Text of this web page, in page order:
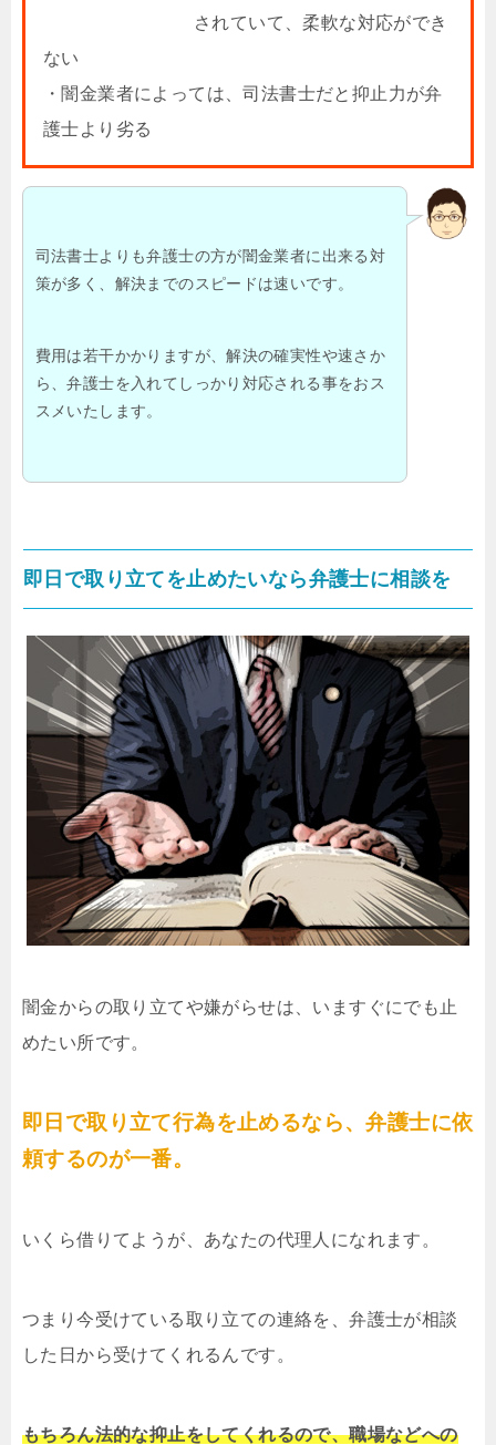
されていて、柔軟な対応ができ
ない
・闇金業者によっては、司法書士だと抑止力が弁
護士より劣る
司法書士よりも弁護士の方が闇金業者に出来る対
策が多く、解決までのスピードは速いです。
費用は若干かかりますが、解決の確実性や速さか
ら、弁護士を入れてしっかり対応される事をおス
スメいたします。
即日で取り立てを止めたいなら弁護士に相談を
闇金からの取り立てや嫌がらせは、いますぐにでも止
めたい所です。
即日で取り立て行為を止めるなら、弁護士に依
頼するのが一番。
いくら借りてようが、あなたの代理人になれます。
つまり今受けている取り立ての連絡を、弁護士が相談
した日から受けてくれるんです。
もちろん法的な抑止をしてくれるので、職場などへの